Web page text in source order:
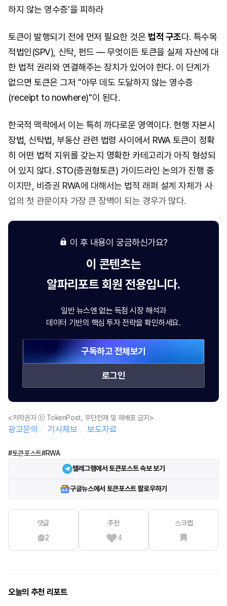
하지 않는 영수증'을 피하라
토큰이 발행되기 전에 먼저 필요한 것은 법적 구조다. 특수목
적법인(SPV), 신탁, 펀드 — 무엇이든 토큰을 실제 자산에 대
한 법적 권리와 연결해주는 장치가 있어야 한다. 이 단계가
없으면 토큰은 그저 "아무 데도 도달하지 않는 영수증
(receipt to nowhere)"이 된다.
한국적 맥락에서 이는 특히 까다로운 영역이다. 현행 자본시
장법, 신탁법, 부동산 관련 법령 사이에서 RWA 토큰이 정확
히 어떤 법적 지위를 갖는지 명확한 카테고리가 아직 형성되
어 있지 않다. STO(증권형토큰) 가이드라인 논의가 진행 중
이지만, 비증권 RWA에 대해서는 법적 래퍼 설계 자체가 사
업의 첫 관문이자 가장 큰 장벽이 되는 경우가 많다.
이 후 내용이 궁금하신가요?
이 콘텐츠는
알파리포트 회원 전용입니다.
일반 뉴스엔 없는 독점 시장 해석과
데이터 기반의 핵심 투자 전략을 확인하세요.
구독하고 전체보기
로그인
<저작권자 ⓒ TokenPost, 무단전재 및 재배포 금지>
광고문의 기사제보 보도자료
#토큰포스트#RWA
텔레그램에서 토큰포스트 속보 보기
구글뉴스에서 토큰포스트 팔로우하기
댓글
2
추천
4
스크랩
오늘의 추천 리포트